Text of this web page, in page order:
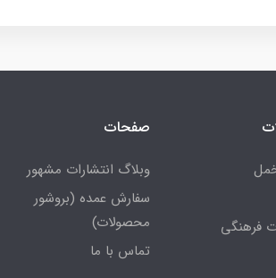
فرهنگی
صفحات
وبلاگ انتشارات مشهور
سفارش عمده (بروشور
محصولات)
تماس با ما